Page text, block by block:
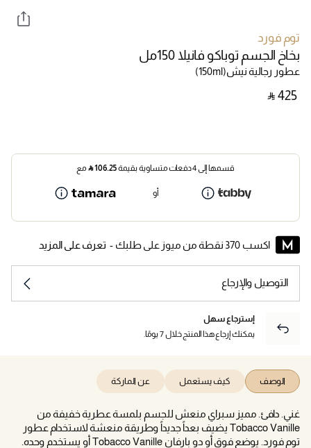
توم فورد
بخاخ الجسم توباكو فانيلا 150مل
عطور رجالية نيش(150ml)
‎ ⃁ ⁦425⁩ ‎
قسمها إلى 4 دفعات متساوية بقيمة 106.25
⃁ مع
أو
اكسب 370 نقطة من ميوز على طلبك - تعرف على المزيد
التوصيل والإرجاع
إسترجاع سهل
يمكنك إرجاع هذا المنتج خلال 7 يومًا.
الوصف كيف يستعمل عن الماركة
غني. دافئ. مميز سبراي منعش للجسم بلمسة عطرية خفيفة من
Tobacco Vanille يضيف بعداً جديداً وطريقة منعشة لاستخدام عطور
توم فورد. يوضع فوق أو دو بارفان Tobacco Vanille أو يستخدم وحده.